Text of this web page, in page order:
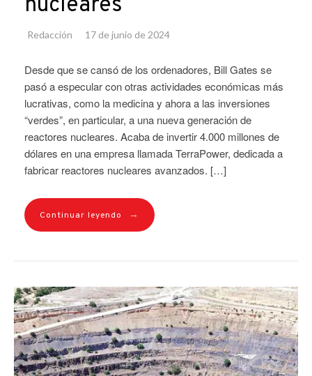
nucleares
Redacción 17 de junio de 2024
Desde que se cansó de los ordenadores, Bill Gates se
pasó a especular con otras actividades económicas más
lucrativas, como la medicina y ahora a las inversiones
“verdes”, en particular, a una nueva generación de
reactores nucleares. Acaba de invertir 4.000 millones de
dólares en una empresa llamada TerraPower, dedicada a
fabricar reactores nucleares avanzados. […]
Continuar leyendo →